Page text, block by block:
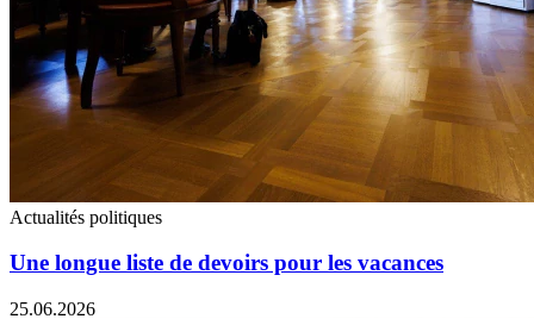
Actualités politiques
Une longue liste de devoirs pour les vacances
25.06.2026